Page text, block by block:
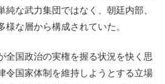
純な武力集団ではなく、朝廷内部、
な層から構成されていた。
全国政治の実権を握る状況を快く思
令国家体制を維持しようとする立場